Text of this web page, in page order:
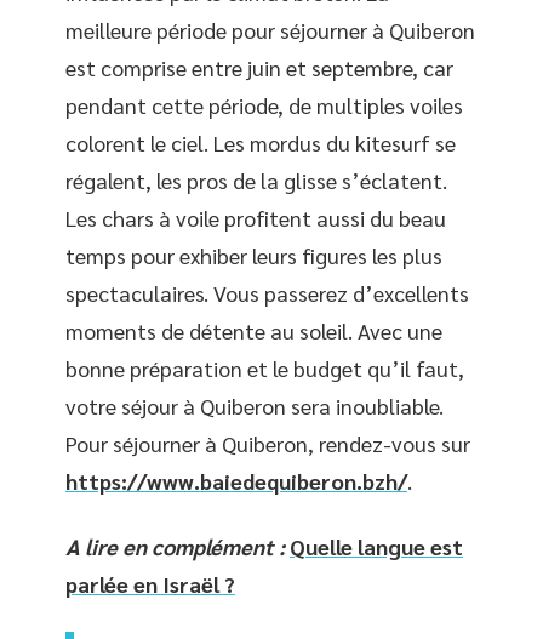
meilleure période pour séjourner à Quiberon
est comprise entre juin et septembre, car
pendant cette période, de multiples voiles
colorent le ciel. Les mordus du kitesurf se
régalent, les pros de la glisse s’éclatent.
Les chars à voile profitent aussi du beau
temps pour exhiber leurs figures les plus
spectaculaires. Vous passerez d’excellents
moments de détente au soleil. Avec une
bonne préparation et le budget qu’il faut,
votre séjour à Quiberon sera inoubliable.
Pour séjourner à Quiberon, rendez-vous sur
https://www.baiedequiberon.bzh/.
A lire en complément : Quelle langue est
parlée en Israël ?